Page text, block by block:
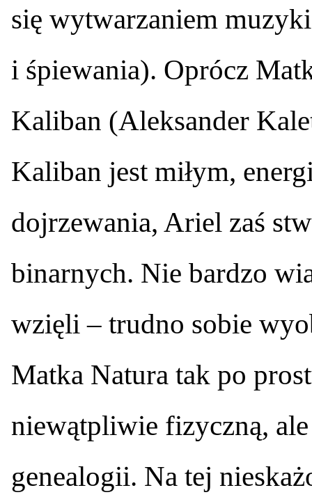
się wytwarzaniem
i śpiewania). Oprócz
Kaliban (Aleksander
Kaliban jest miłym,
dojrzewania, Ariel zaś
binarnych. Nie bardzo
wzięli – trudno sobie
Matka Natura tak po
niewątpliwie fizyczną,
genealogii. Na tej